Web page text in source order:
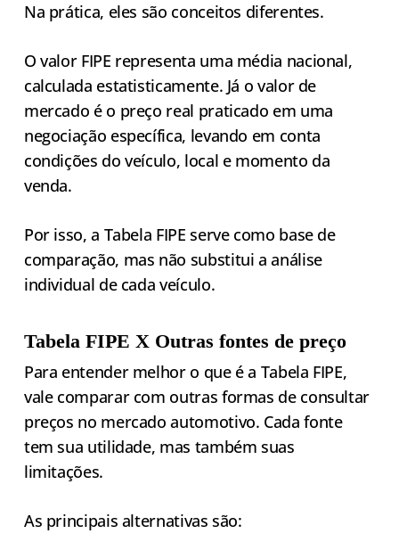
Na prática, eles são conceitos diferentes.
O valor FIPE representa uma média nacional,
calculada estatisticamente. Já o valor de
mercado é o preço real praticado em uma
negociação específica, levando em conta
condições do veículo, local e momento da
venda.
Por isso, a Tabela FIPE serve como base de
comparação, mas não substitui a análise
individual de cada veículo.
Tabela FIPE X Outras fontes de preço
Para entender melhor o que é a Tabela FIPE,
vale comparar com outras formas de consultar
preços no mercado automotivo. Cada fonte
tem sua utilidade, mas também suas
limitações.
As principais alternativas são: